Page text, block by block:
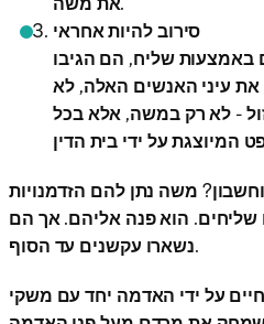
סירוב להיות אחראי
שליח, הם הגיבו
עיני האנשים האלה, לא
- לא רק במשה, אלא בכל
משה נתן להם הזדמנויות
שליחים. הוא פנה אליהם. אך הם
נשארו עקשנים עד הסוף.
על ידי האדמה יחד עם משקי